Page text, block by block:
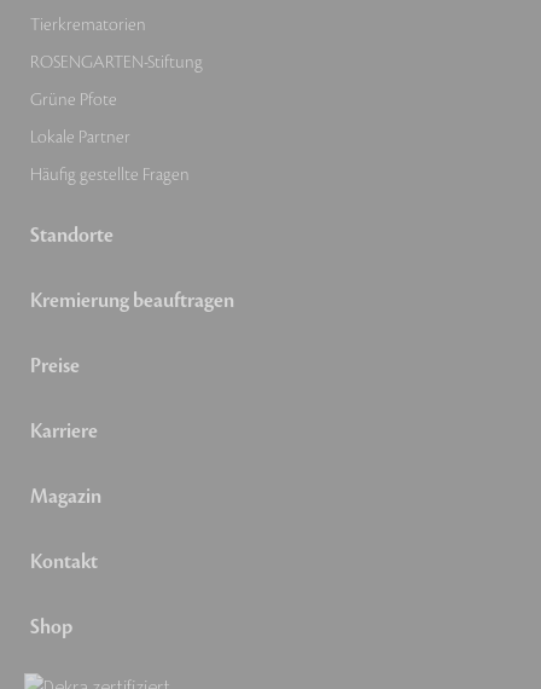
Tierkrematorien
ROSENGARTEN-Stiftung
Grüne Pfote
Lokale Partner
Häufig gestellte Fragen
Standorte
Kremierung beauftragen
Preise
Karriere
Magazin
Kontakt
Shop